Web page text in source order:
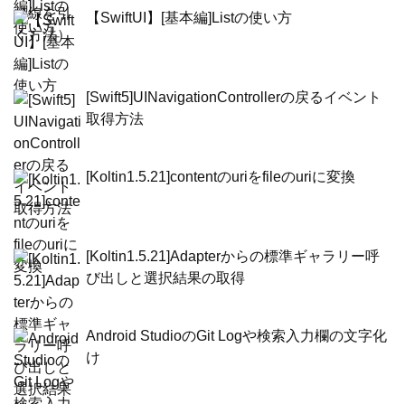
【SwiftUI】[基本編]Listの使い方
[Swift5]UINavigationControllerの戻るイベント
取得方法
[Koltin1.5.21]contentのuriをfileのuriに変換
[Koltin1.5.21]Adapterからの標準ギャラリー呼
び出しと選択結果の取得
Android StudioのGit Logや検索入力欄の文字化
け